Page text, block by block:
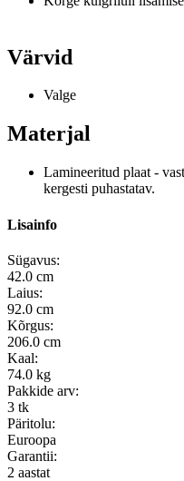
Värvid
Valge
Materjal
Lamineeritud plaat -
kergesti puhastatav.
Lisainfo
Sügavus:
42.0 cm
Laius:
92.0 cm
Kõrgus:
206.0 cm
Kaal:
74.0 kg
Pakkide arv:
3 tk
Päritolu:
Euroopa
Garantii:
2 aastat